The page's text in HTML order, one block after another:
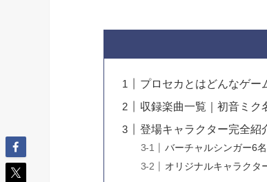
プロセカとはどんなゲー
収録楽曲一覧｜初音ミク
登場キャラクター完全紹
バーチャルシンガー6名
オリジナルキャラクタ